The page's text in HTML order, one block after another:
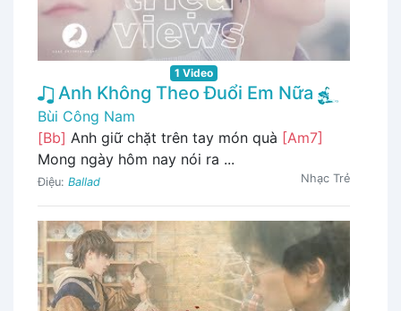
1 Video
Anh Không Theo Đuổi Em Nữa
Bùi Công Nam
[Bb] Anh giữ chặt trên tay món quà [Am7]
Mong ngày hôm nay nói ra ...
Điệu: Ballad Nhạc Trẻ